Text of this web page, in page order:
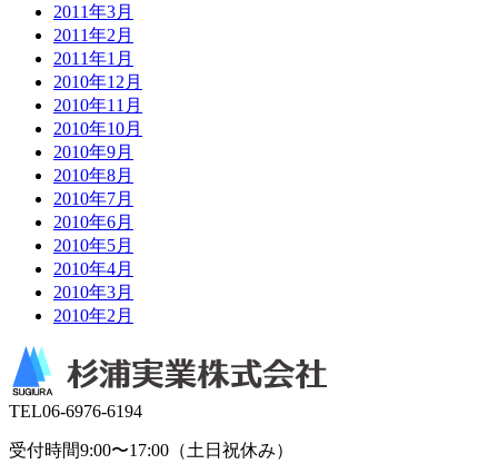
2011年3月
2011年2月
2011年1月
2010年12月
2010年11月
2010年10月
2010年9月
2010年8月
2010年7月
2010年6月
2010年5月
2010年4月
2010年3月
2010年2月
TEL06-6976-6194
受付時間9:00〜17:00（土日祝休み）